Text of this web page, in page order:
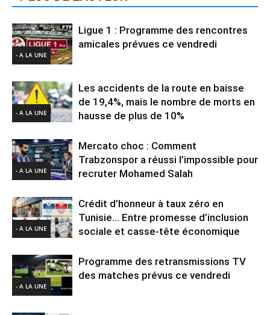
- A LA UNE
Ligue 1 : Programme des rencontres
amicales prévues ce vendredi
- A LA UNE
Les accidents de la route en baisse
de 19,4%, mais le nombre de morts en
hausse de plus de 10%
- A LA UNE
Mercato choc : Comment
Trabzonspor a réussi l’impossible pour
recruter Mohamed Salah
- A LA UNE
Crédit d’honneur à taux zéro en
Tunisie… Entre promesse d’inclusion
sociale et casse-tête économique
- A LA UNE
Programme des retransmissions TV
des matches prévus ce vendredi